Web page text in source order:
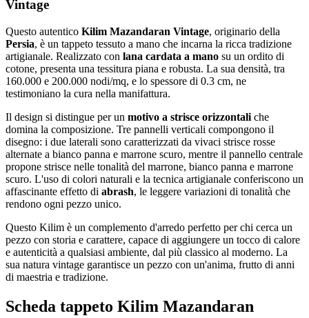
Vintage
Questo autentico Kilim Mazandaran Vintage, originario della
Persia, è un tappeto tessuto a mano che incarna la ricca tradizione
artigianale. Realizzato con lana cardata a mano su un ordito di
cotone, presenta una tessitura piana e robusta. La sua densità, tra
160.000 e 200.000 nodi/mq, e lo spessore di 0.3 cm, ne
testimoniano la cura nella manifattura.
Il design si distingue per un motivo a strisce orizzontali che
domina la composizione. Tre pannelli verticali compongono il
disegno: i due laterali sono caratterizzati da vivaci strisce rosse
alternate a bianco panna e marrone scuro, mentre il pannello centrale
propone strisce nelle tonalità del marrone, bianco panna e marrone
scuro. L'uso di colori naturali e la tecnica artigianale conferiscono un
affascinante effetto di abrash, le leggere variazioni di tonalità che
rendono ogni pezzo unico.
Questo Kilim è un complemento d'arredo perfetto per chi cerca un
pezzo con storia e carattere, capace di aggiungere un tocco di calore
e autenticità a qualsiasi ambiente, dal più classico al moderno. La
sua natura vintage garantisce un pezzo con un'anima, frutto di anni
di maestria e tradizione.
Scheda tappeto Kilim Mazandaran